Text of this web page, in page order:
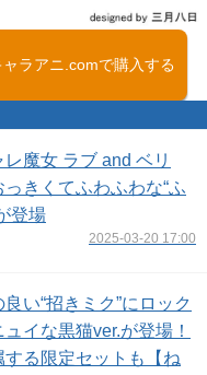
ャラアニ.comで購入する
魔女 ラブ and ベリ
きくてふわふわな“ふ
登場
2025-03-20 17:00
い“招きミク”にロック
イな黒猫ver.が登場！
る限定セットも【ね